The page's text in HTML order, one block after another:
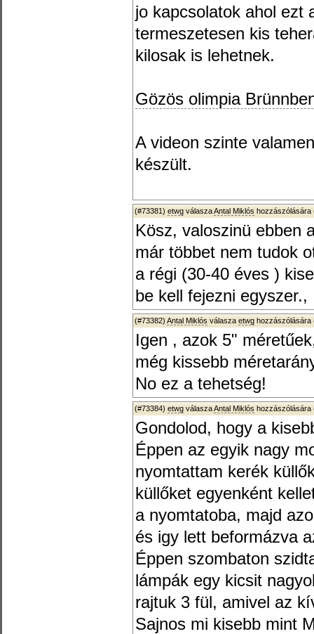
jo kapcsolatok ahol ezt
termeszetesen kis
kilosak is lehetnek.
Gözös olimpia
A videon szinte
készült.
(#73381) etwg válaszaAntal Miklós hozzászólására
Kösz, valoszinü ebben
már többet nem tudok
a régi (30-40 éves )
be kell fejezni egyszer.,
(#73382) Antal Miklós válasza etwg hozzászólására
Igen , azok 5"
még kissebb
No ez a tehetség!
(#73384) etwg válaszaAntal Miklós hozzászólására
Gondolod, hogy a
Éppen az egyik nagy
nyomtattam kerék
küllőket egyenként
a nyomtatoba, majd
és igy lett beformázva
Éppen szombaton
lámpák egy kicsit
rajtuk 3 fül, amivel az
Sajnos mi kisebb mint